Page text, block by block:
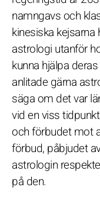
namngavs och
kinesiska
astrologi utanför
kunna hjälpa
anlitade gärna
säga om det var
vid en viss
och förbudet mot
förbud, påbjudet
astrologin
på den.